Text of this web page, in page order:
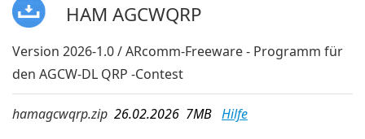
HAM AGCWQRP
Version 2026-1.0 / ARcomm-Freeware - Programm für
den AGCW-DL QRP -Contest
hamagcwqrp.zip 26.02.2026 7MB Hilfe